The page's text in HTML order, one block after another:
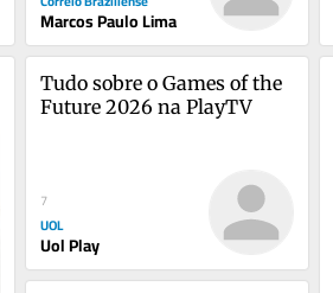
Marcos Paulo Lima
Tudo sobre o Games of the
Future 2026 na PlayTV
7
UOL
Uol Play